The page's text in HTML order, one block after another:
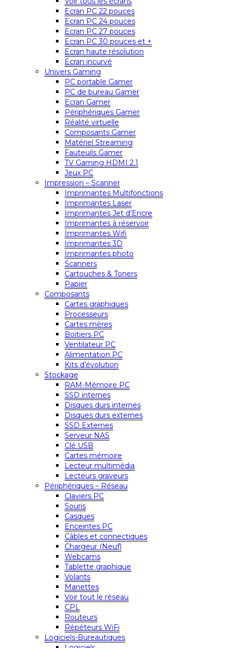
Ecran PC 22 pouces
Ecran PC 24 pouces
Ecran PC 27 pouces
Ecran PC 30 pouces et +
Ecran haute résolution
Ecran incurvé
Univers Gaming
PC portable Gamer
PC de bureau Gamer
Ecran Gamer
Périphériques Gamer
Réalité virtuelle
Composants Gamer
Matériel Streaming
Fauteuils Gamer
TV Gaming HDMI 2.1
Jeux PC
Impression – Scanner
Imprimantes Multifonctions
Imprimantes Laser
Imprimantes Jet d’Encre
Imprimantes à réservoir
Imprimantes Wifi
Imprimantes 3D
Imprimantes photo
Scanners
Cartouches & Toners
Papier
Composants
Cartes graphiques
Processeurs
Cartes mères
Boitiers PC
Ventilateur PC
Alimentation PC
Kits d’évolution
Stockage
RAM-Mémoire PC
SSD internes
Disques durs internes
Disques durs externes
SSD Externes
Serveur NAS
Clé USB
Cartes mémoire
Lecteur multimédia
Lecteurs graveurs
Périphériques – Réseau
Claviers PC
Souris
Casques
Enceintes PC
Câbles et connectiques
Chargeur (Neuf)
Webcams
Tablette graphique
Volants
Manettes
Voir tout le réseau
CPL
Routeurs
Répéteurs WiFi
Logiciels-Bureautiques